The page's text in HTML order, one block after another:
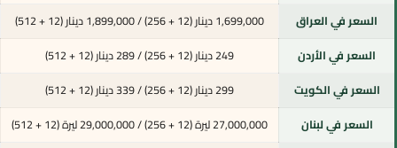
السعر في العراق
1,699,000 دينار (12 + 256) / 1,899,000 دينار (12 + 512)
السعر في الأردن
249 دينار (12 + 256) / 289 دينار (12 + 512)
السعر في الكويت
299 دينار (12 + 256) / 339 دينار (12 + 512)
السعر في لبنان
27,000,000 ليرة (12 + 256) / 29,000,000 ليرة (12 + 512)